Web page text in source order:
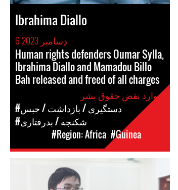
Ibrahima Diallo
6 دِسامبر 2023
Human rights defenders Oumar Sylla,
Ibrahima Diallo and Mamadou Billo
Bah released and freed of all charges
موارد نقض حقوق بشر
#دستگیری / بازداشت / حبس
#شکنجه / بدرفتاری
#Region: Africa #Guinea